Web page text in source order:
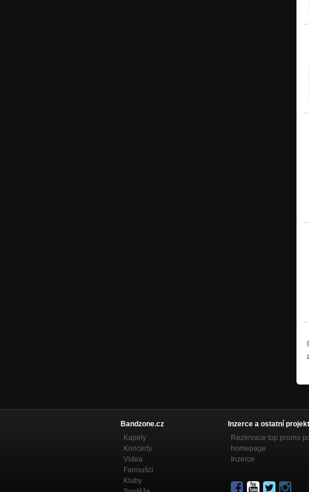
Bandzone.cz
Kapely
Koncerty
Videa
Fanoušci
Kluby
Inzerce a ostatní
Rezervace top promo
homepage
Inzerce